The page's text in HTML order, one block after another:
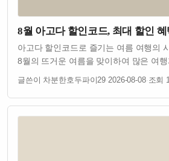
8월 아고다 할인코드, 최대 할인 혜
아고다 할인코드로 즐기는 여름 여행의
8월의 뜨거운 여름을 맞이하여 많은 여
제공합니다. 이번 8월에는 특별히 다양
프로모션이 마련되어 있어, 국내 및 일본
분들에게는 더할 나위 없는 기회입니다
글쓴이 차분한호두파이29·2026-08-08·조회